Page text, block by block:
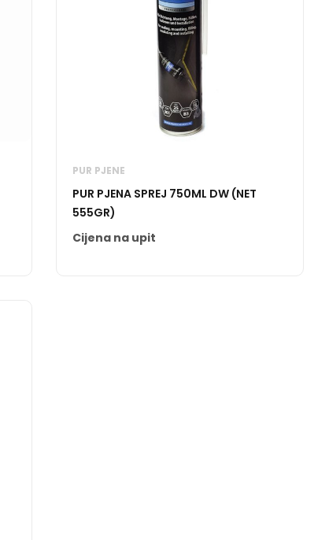
PUR PJENE
PUR PJENA SPREJ 750ML DW (NET
555GR)
Cijena na upit